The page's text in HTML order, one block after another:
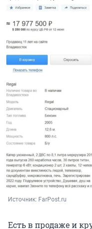
Источник: FarPost.ru
Есть в продаже и